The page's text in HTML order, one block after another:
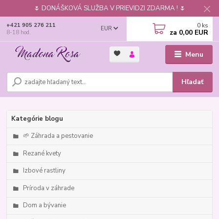
🌷 DONÁŠKOVÁ SLUŽBA V PRIEVIDZI ZDARMA ! 🌷
Menu
EUR
Hľadať
+421 905 276 211
8-18 hod.
0 ks
za 0,00 EUR
Kategórie blogu
🌱 Záhrada a pestovanie
Rezané kvety
Izbové rastliny
Príroda v záhrade
Dom a bývanie